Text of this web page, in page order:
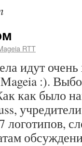
RTT
идут
:).
как было
логотипов,